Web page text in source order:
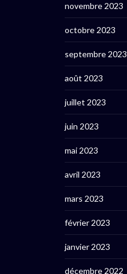
novembre 2023
octobre 2023
septembre 2023
août 2023
juillet 2023
juin 2023
mai 2023
avril 2023
mars 2023
février 2023
janvier 2023
décembre 2022